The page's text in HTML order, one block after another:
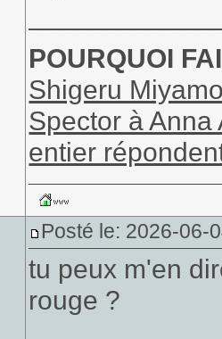
POURQUOI
Shigeru
Spector à Anna
entier
Posté le: 2026-06-
tu peux m'en
rouge ?